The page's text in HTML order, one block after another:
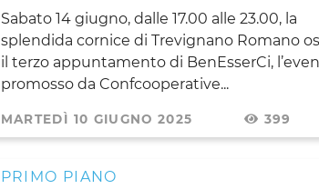
Sabato 14 giugno, dalle 17.00 alle 23.00, la
splendida cornice di Trevignano Romano
il terzo appuntamento di BenEsserCi,
promosso da Confcooperative...
MARTEDÌ 10 GIUGNO 2025 399
PRIMO PIANO